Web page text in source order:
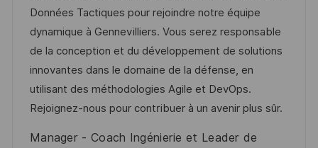
u
m
d
e
r
V
-
I
D
t
e
g
o
r
i
Données Tactiques pour rejoindre notre équipe
dynamique à Gennevilliers. Vous serez responsable
de la conception et du développement de solutions
innovantes dans le domaine de la défense, en
utilisant des méthodologies Agile et DevOps.
Rejoignez-nous pour contribuer à un avenir plus sûr.
Manager - Coach Ingénierie et Leader de